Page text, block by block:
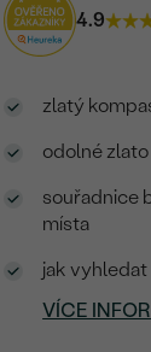
4.9
zlatý
odolné
souřadnice
místa
jak
VÍCE